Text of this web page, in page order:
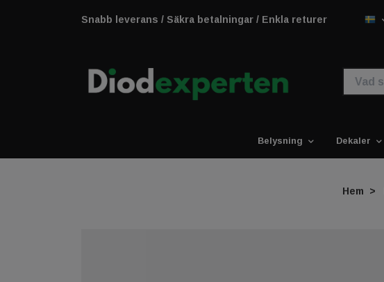
Snabb leverans / Säkra betalningar / Enkla returer
Belysning Dekaler
Hem